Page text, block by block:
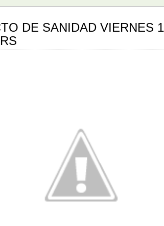
DE SANIDAD VIERNES